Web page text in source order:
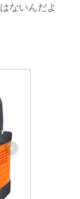
ないんだよ